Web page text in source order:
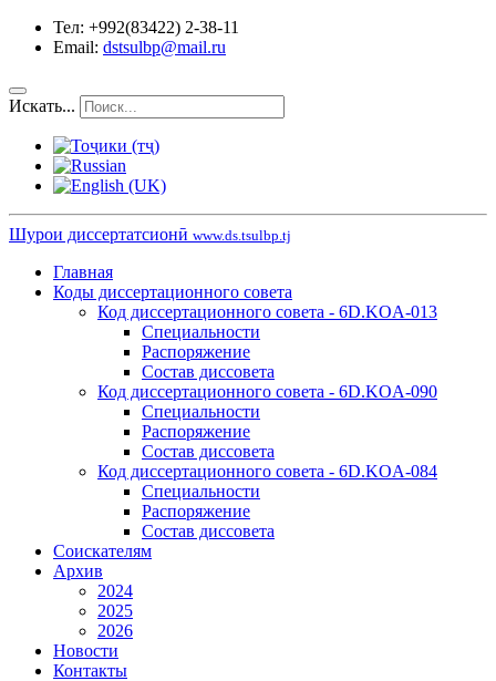
Тел: +992(83422) 2-38-11
Email: dstsulbp@mail.ru
Искать...
Шурои диссертатсионӣ www.ds.tsulbp.tj
Главная
Коды диссертационного совета
Код диссертационного совета - 6D.KOA-013
Специальности
Распоряжение
Состав диссовета
Код диссертационного совета - 6D.KOA-090
Специальности
Распоряжение
Состав диссовета
Код диссертационного совета - 6D.KOA-084
Специальности
Распоряжение
Состав диссовета
Соискателям
Архив
2024
2025
2026
Новости
Контакты